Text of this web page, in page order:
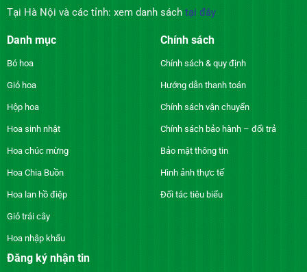
Tại Hà Nội và các tỉnh: xem danh sách tại đây
Danh mục
Bó hoa
Giỏ hoa
Hộp hoa
Hoa sinh nhật
Hoa chúc mừng
Hoa Chia Buồn
Hoa lan hồ điệp
Giỏ trái cây
Hoa nhập khẩu
Chính sách
Chính sách & quy định
Hướng dẫn thanh toán
Chính sách vận chuyển
Chính sách bảo hành – đổi trả
Bảo mật thông tin
Hình ảnh thực tế
Đối tác tiêu biểu
Đăng ký nhận tin